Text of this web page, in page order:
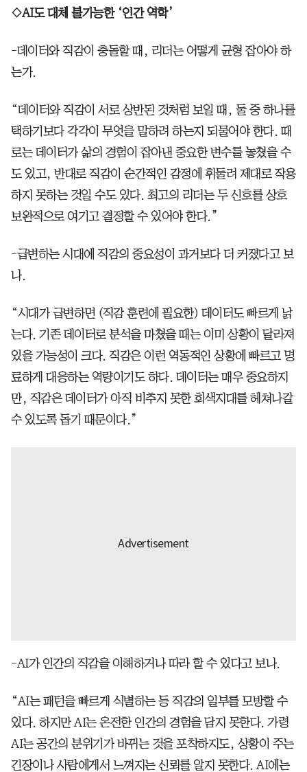
◇AI도 대체 불가능한 ‘인간 역학’
-데이터와 직감이 충돌할 때, 리더는 어떻게 균형 잡아야 하
는가.
“데이터와 직감이 서로 상반된 것처럼 보일 때, 둘 중 하나를
택하기보다 각각이 무엇을 말하려 하는지 되물어야 한다. 때
로는 데이터가 삶의 경험이 잡아낸 중요한 변수를 놓쳤을 수
도 있고, 반대로 직감이 순간적인 감정에 휘둘려 제대로 작용
하지 못하는 것일 수도 있다. 최고의 리더는 두 신호를 상호
보완적으로 여기고 결정할 수 있어야 한다.”
-급변하는 시대에 직감의 중요성이 과거보다 더 커졌다고 보
나.
“시대가 급변하면 (직감 훈련에 필요한) 데이터도 빠르게 낡
는다. 기존 데이터로 분석을 마쳤을 때는 이미 상황이 달라져
있을 가능성이 크다. 직감은 이런 역동적인 상황에 빠르고 명
료하게 대응하는 역량이기도 하다. 데이터는 매우 중요하지
만, 직감은 데이터가 아직 비추지 못한 회색지대를 헤쳐나갈
수 있도록 돕기 때문이다.”
-AI가 인간의 직감을 이해하거나 따라 할 수 있다고 보나.
“AI는 패턴을 빠르게 식별하는 등 직감의 일부를 모방할 수
있다. 하지만 AI는 온전한 인간의 경험을 담지 못한다. 가령
AI는 공간의 분위기가 바뀌는 것을 포착하지도, 상황이 주는
긴장이나 사람에게서 느껴지는 신뢰를 알지 못한다. AI에는